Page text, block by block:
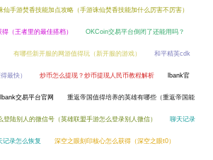
仙手游焚香技能加点攻略（手游诛仙焚香技能加什么厉害不厉害）
（王者里的最佳搭档） OKCoin交易平台倒闭了还能用吗？
有哪些新开服的网游值得玩（新开服的游戏） 和平精英cdk
最快） 炒币怎么提现？炒币提现人民币教程解析 lbank官
交易平台官网 重返帝国值得培养的英雄有哪些（重返帝国能
登陆别人的微信号（英雄联盟手游怎么登录别人微信） 聊天记录
记录怎么恢复 深空之眼刻印核心怎么获得（深空之眼t0）